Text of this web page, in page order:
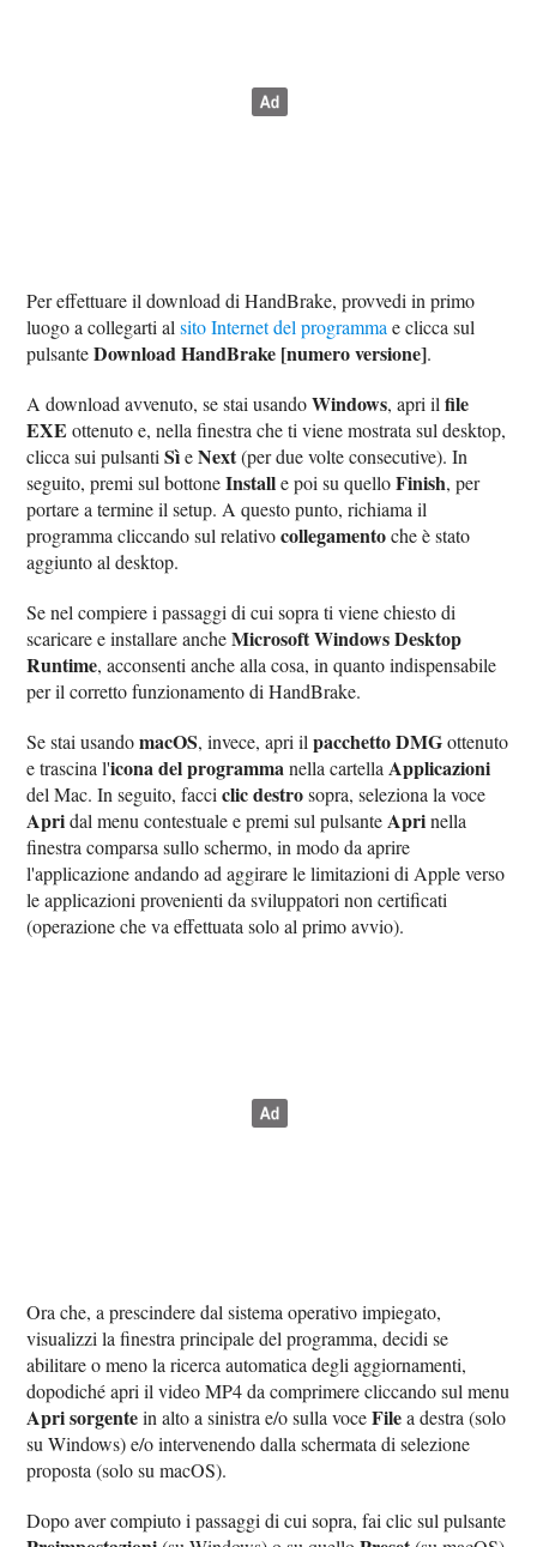
Per effettuare il download di HandBrake, provvedi in primo
luogo a collegarti alsito Internet del programmae clicca sul
pulsanteDownload HandBrake [numero versione].
A download avvenuto, se stai usandoWindows, apri ilfile
EXE ottenuto e, nella finestra che ti viene mostrata sul desktop,
clicca sui pulsantiSìeNext(per due volte consecutive). In
seguito, premi sul bottoneInstalle poi su quelloFinish, per
portare a termine il setup. A questo punto, richiama il
programma cliccando sul relativocollegamentoche è stato
aggiunto al desktop.
Se nel compiere i passaggi di cui sopra ti viene chiesto di
scaricare e installare ancheMicrosoft Windows Desktop
Runtime, acconsenti anche alla cosa, in quanto indispensabile
per il corretto funzionamento di HandBrake.
Se stai usandomacOS, invece, apri ilpacchetto DMGottenuto
e trascina l'icona del programmanella cartellaApplicazioni
del Mac. In seguito, facciclic destrosopra, seleziona la voce
Apridal menu contestuale e premi sul pulsanteAprinella
finestra comparsa sullo schermo, in modo da aprire
l'applicazione andando ad aggirare le limitazioni di Apple verso
le applicazioni provenienti da sviluppatori non certificati
(operazione che va effettuata solo al primo avvio).
Ora che, a prescindere dal sistema operativo impiegato,
visualizzi la finestra principale del programma, decidi se
abilitare o meno la ricerca automatica degli aggiornamenti,
dopodiché apri il video MP4 da comprimere cliccando sul menu
Apri sorgentein alto a sinistra e/o sulla voceFilea destra (solo
su Windows) e/o intervenendo dalla schermata di selezione
proposta (solo su macOS).
Dopo aver compiuto i passaggi di cui sopra, fai clic sul pulsante